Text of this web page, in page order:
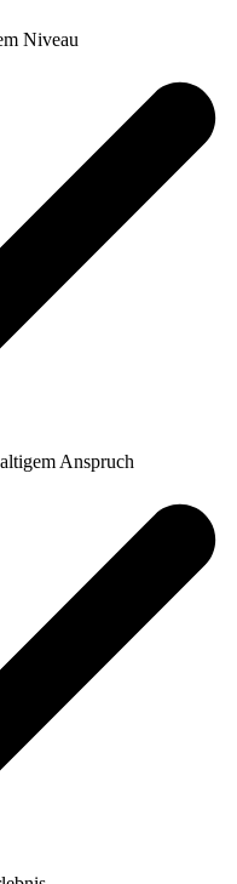
Niveau
Anspruch